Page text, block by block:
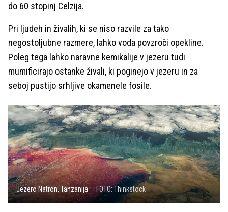
do 60 stopinj Celzija.
Pri ljudeh in živalih, ki se niso razvile za tako
negostoljubne razmere, lahko voda povzroči opekline.
Poleg tega lahko naravne kemikalije v jezeru tudi
mumificirajo ostanke živali, ki poginejo v jezeru in za
seboj pustijo srhljive okamenele fosile.
Jezero Natron, Tanzanija FOTO: Thinkstock